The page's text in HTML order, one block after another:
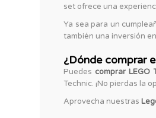
set ofrece una
Ya sea para un
también una inversión
¿Dónde comprar
Puedes comprar LEGO
Technic. ¡No pierdas la
Aprovecha nuestras